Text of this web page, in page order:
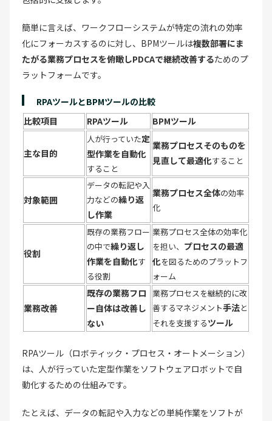
簡単に言えば、ワークフローシステムが特定の流れの効率
化にフォーカスするのに対し、BPMツールは複数部署にま
たがる業務プロセスを俯瞰しPDCAで継続改善するためのプ
ラットフォームです。
RPAツールとBPMツールの比較
比較項目
RPAツール BPMツール
主な目的
人が行っていた定
型作業を自動化
すること
業務プロセスそのものを
見直して最適化すること
対象範囲
データの転記や入
力などの繰り返
し作業
業務プロセス全体の効率
化
役割
既存の業務フロー
の中で繰り返し
作業を自動化す
る役割
業務プロセス全体の効率化
を担い、 プロセスの最適
化を図るためのプラットフ
ォーム
業務改善
既存の業務フロ
ー自体は改善し
ない
業務プロセスを継続的に改
善するマネジメント手法と
それを支援するツール
RPAツール（ロボティック・プロセス・オートメーション）
は、人が行っていた定型作業をソフトウェアロボットで自
動化するための仕組みです。
たとえば、データの転記や入力などの単純作業をソフトが